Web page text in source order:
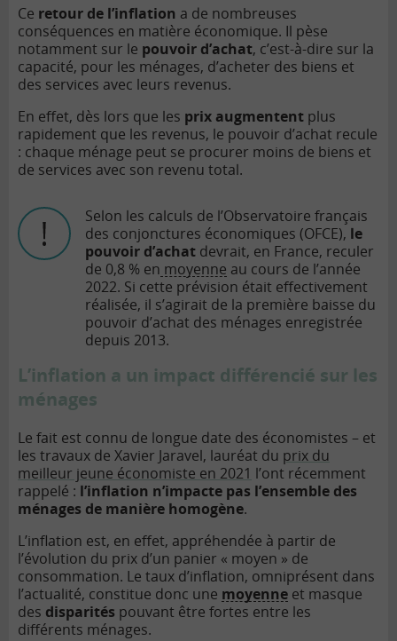
Ce retour de l’inflation a de nombreuses
conséquences en matière économique. Il pèse
notamment sur le pouvoir d’achat, c’est-à-dire sur la
capacité, pour les ménages, d’acheter des biens et
des services avec leurs revenus.
En effet, dès lors que les prix augmentent plus
rapidement que les revenus, le pouvoir d’achat recule
: chaque ménage peut se procurer moins de biens et
de services avec son revenu total.
Selon les calculs de l’Observatoire français
des conjonctures économiques (OFCE), le
pouvoir d’achat devrait, en France, reculer
de 0,8 % en moyenne au cours de l’année
2022. Si cette prévision était effectivement
réalisée, il s’agirait de la première baisse du
pouvoir d’achat des ménages enregistrée
depuis 2013.
L’inflation a un impact différencié sur les
ménages
Le fait est connu de longue date des économistes – et
les travaux de Xavier Jaravel, lauréat du prix du
meilleur jeune économiste en 2021 l’ont récemment
rappelé : l’inflation n’impacte pas l’ensemble des
ménages de manière homogène.
L’inflation est, en effet, appréhendée à partir de
l’évolution du prix d’un panier « moyen » de
consommation. Le taux d’inflation, omniprésent dans
l’actualité, constitue donc une moyenne et masque
des disparités pouvant être fortes entre les
différents ménages.